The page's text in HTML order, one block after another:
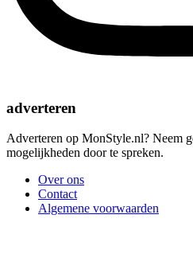
adverteren
Adverteren op MonStyle.nl? Neem
mogelijkheden door te spreken.
Over ons
Contact
Algemene voorwaarden